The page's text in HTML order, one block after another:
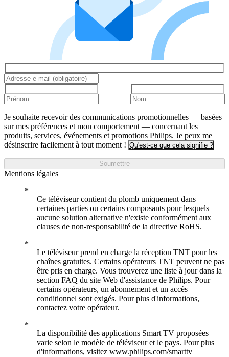
Je souhaite recevoir des communications promotionnelles — basées
sur mes préférences et mon comportement — concernant les
produits, services, événements et promotions Philips. Je peux me
désinscrire facilement à tout moment ! Qu'est-ce que cela signifie ?
Soumettre
Mentions légales
Ce téléviseur contient du plomb uniquement dans
certaines parties ou certains composants pour lesquels
aucune solution alternative n'existe conformément aux
clauses de non-responsabilité de la directive RoHS.
Le téléviseur prend en charge la réception TNT pour les
chaînes gratuites. Certains opérateurs TNT peuvent ne pas
être pris en charge. Vous trouverez une liste à jour dans la
section FAQ du site Web d'assistance de Philips. Pour
certains opérateurs, un abonnement et un accès
conditionnel sont exigés. Pour plus d'informations,
contactez votre opérateur.
La disponibilité des applications Smart TV proposées
varie selon le modèle de téléviseur et le pays. Pour plus
d'informations, visitez www.philips.com/smarttv